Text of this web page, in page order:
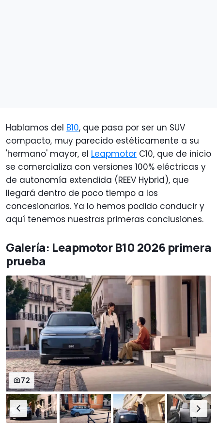
Hablamos del B10, que pasa por ser un SUV
compacto, muy parecido estéticamente a su
'hermano' mayor, el Leapmotor C10, que de inicio
se comercializa con versiones 100% eléctricas y
de autonomía extendida (REEV Hybrid), que
llegará dentro de poco tiempo a los
concesionarios. Ya lo hemos podido conducir y
aquí tenemos nuestras primeras conclusiones.
Galería: Leapmotor B10 2026 primera
prueba
72